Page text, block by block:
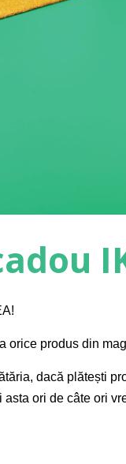
orice produs din
dacă plătești
ori de câte ori